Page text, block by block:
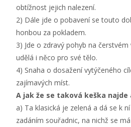
obtížnost jejich nalezení.
2) Dále jde o pobavení se touto
honbou za pokladem.
3) Jde o zdravý pohyb na
udělá i něco pro své tělo.
4) Snaha o dosažení vytýčeného
zajímavých míst.
A jak že se taková keška najde
a) Ta klasická je zelená a dá se k
zadáním souřadnic, na nichž se